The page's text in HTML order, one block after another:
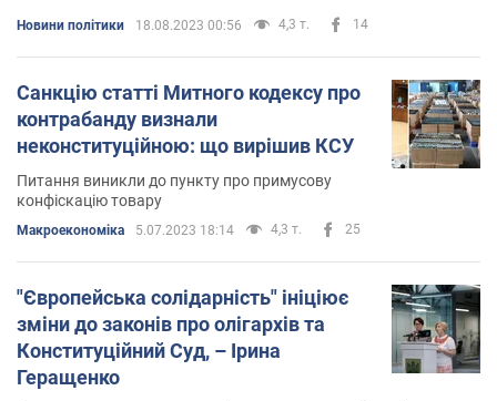
Новини політики 18.08.2023 00:56 4,3 т. 14
Санкцію статті Митного кодексу про
контрабанду визнали
неконституційною: що вирішив КСУ
Питання виникли до пункту про примусову
конфіскацію товару
Mакроекономіка 5.07.2023 18:14 4,3 т. 25
"Європейська солідарність" ініціює
зміни до законів про олігархів та
Конституційний Суд, – Ірина
Геращенко